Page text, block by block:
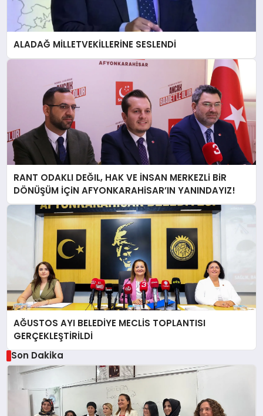
ALADAĞ MİLLETVEKİLLERİNE SESLENDİ
RANT ODAKLI DEĞIL, HAK VE İNSAN MERKEZLi BiR
DÖNÜŞÜM İÇiN AFYONKARAHiSAR’IN YANINDAYIZ!
AĞUSTOS AYI BELEDİYE MECLİS TOPLANTISI
GERÇEKLEŞTİRİLDİ
Son Dakika